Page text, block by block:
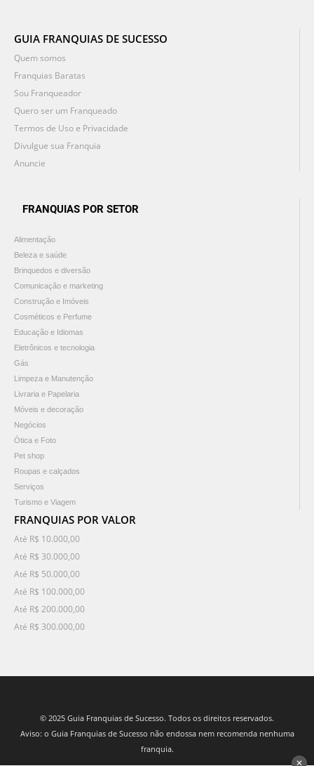
GUIA FRANQUIAS DE SUCESSO
Quem somos
Franquias Baratas
Sou Franqueador
Quero ser um Franqueado
Termos de Uso e Privacidade
Divulgue sua Franquia
Anuncie
FRANQUIAS POR SETOR
Alimentação
Beleza e saúde
Brinquedos e diversão
Comunicação e marketing
Construção e Imóveis
Cosméticos e Perfume
Educação e Idiomas
Eletrônicos e tecnologia
Gás
Limpeza e Manutenção
Livraria e Papelaria
Móveis e decoração
Negócios
Ótica e Foto
Pet shop
Roupas e calçados
Serviços
Turismo e Viagem
FRANQUIAS POR VALOR
Até R$ 10.000,00
Até R$ 30.000,00
Até R$ 50.000,00
Até R$ 100.000,00
Até R$ 200.000,00
Até R$ 300.000,00
© 2025 Guia Franquias de Sucesso. Todos os direitos reservados.
Aviso: o Guia Franquias de Sucesso não endossa nem recomenda nenhuma
franquia.
✕